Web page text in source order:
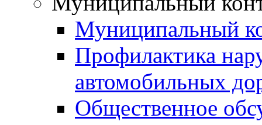
Муниципальный
Профилактика
автомобильных
Общественное